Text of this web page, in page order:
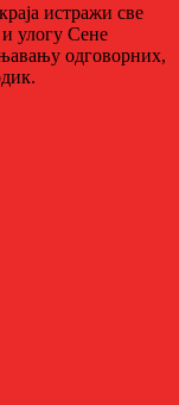
истражи све
улогу Сене
одговорних,